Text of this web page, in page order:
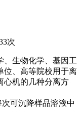
次
生物化学、基因工
位、高等院校用于离
心机的几种分离方
可沉降样品溶液中